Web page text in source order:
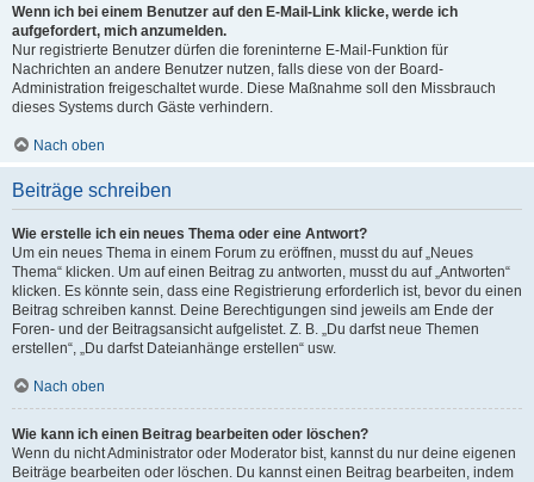
Wenn ich bei einem Benutzer auf den E-Mail-Link klicke, werde ich
aufgefordert, mich anzumelden.
Nur registrierte Benutzer dürfen die foreninterne E-Mail-Funktion für
Nachrichten an andere Benutzer nutzen, falls diese von der Board-
Administration freigeschaltet wurde. Diese Maßnahme soll den Missbrauch
dieses Systems durch Gäste verhindern.
Nach oben
Beiträge schreiben
Wie erstelle ich ein neues Thema oder eine Antwort?
Um ein neues Thema in einem Forum zu eröffnen, musst du auf „Neues
Thema“ klicken. Um auf einen Beitrag zu antworten, musst du auf „Antworten“
klicken. Es könnte sein, dass eine Registrierung erforderlich ist, bevor du einen
Beitrag schreiben kannst. Deine Berechtigungen sind jeweils am Ende der
Foren- und der Beitragsansicht aufgelistet. Z. B. „Du darfst neue Themen
erstellen“, „Du darfst Dateianhänge erstellen“ usw.
Nach oben
Wie kann ich einen Beitrag bearbeiten oder löschen?
Wenn du nicht Administrator oder Moderator bist, kannst du nur deine eigenen
Beiträge bearbeiten oder löschen. Du kannst einen Beitrag bearbeiten, indem